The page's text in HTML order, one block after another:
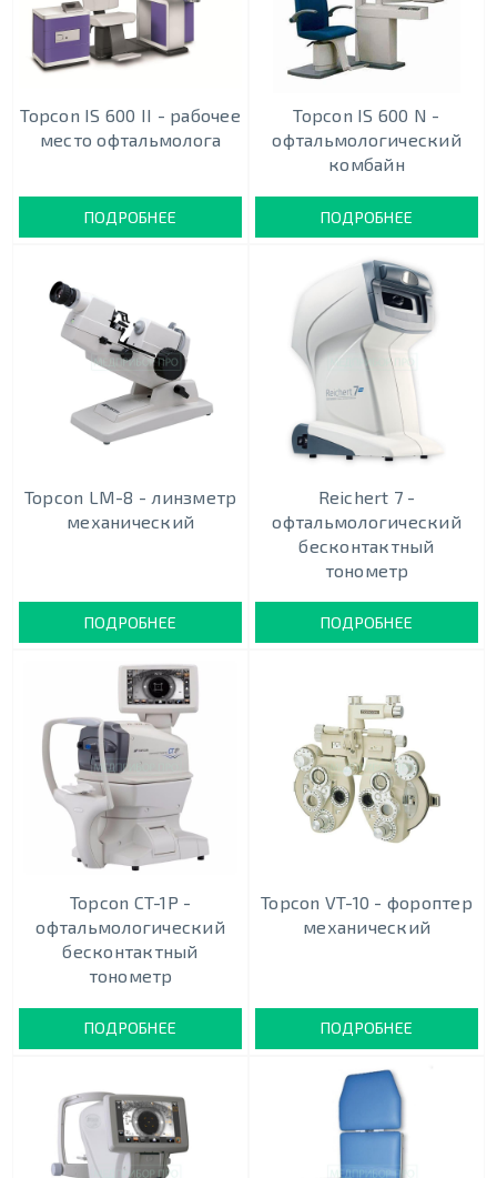
Topcon IS 600 II - рабочее
место офтальмолога
ПОДРОБНЕЕ
Topcon IS 600 N -
офтальмологический
комбайн
ПОДРОБНЕЕ
Topcon LM-8 - линзметр
механический
ПОДРОБНЕЕ
Reichert 7 -
офтальмологический
бесконтактный
тонометр
ПОДРОБНЕЕ
Topcon CT-1P -
офтальмологический
бесконтактный
тонометр
ПОДРОБНЕЕ
Topcon VT-10 - фороптер
механический
ПОДРОБНЕЕ